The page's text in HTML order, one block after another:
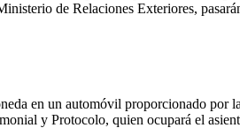
de Relaciones Exteriores,
en un automóvil proporcionado por
y Protocolo, quien ocupará el